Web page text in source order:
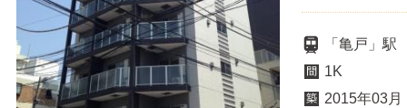
「亀戸」
1K
2015年03月